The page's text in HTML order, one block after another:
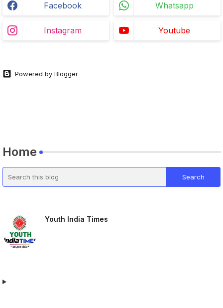
Facebook Whatsapp
Instagram Youtube
Powered by Blogger
Home
Youth India Times